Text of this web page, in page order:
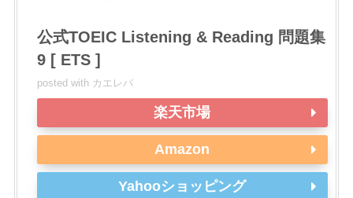
公式TOEIC Listening & Reading 問題集
9 [ ETS ]
posted with カエレバ
楽天市場
Amazon
Yahooショッピング